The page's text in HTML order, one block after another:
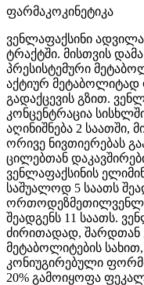
ფარმაკოკინეტიკა
ვენლაფაქსინი
ტრაქტში. მისთვის
პრესისტემური
აქტიურ
გადაქცევის გზით.
კონცენტრაცია
აღინიშნება 2 საათში,
ორივე ნივთიერებას
ცილებთან
ვენლაფაქსინის
საშუალოდ 5 საათს
შეადგენს 11 საათს.
ძირითადად, შარდთან
მეტაბოლიტების
კონიუგირებული
20% გამოიყოფა